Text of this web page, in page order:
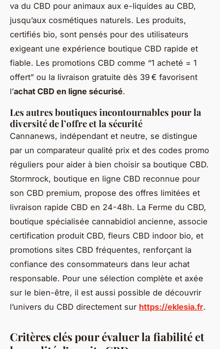
va du CBD pour animaux aux e-liquides au CBD,
jusqu’aux cosmétiques naturels. Les produits,
certifiés bio, sont pensés pour des utilisateurs
exigeant une expérience boutique CBD rapide et
fiable. Les promotions CBD comme “1 acheté = 1
offert” ou la livraison gratuite dès 39 € favorisent
l’achat CBD en ligne sécurisé.
Les autres boutiques incontournables pour la
diversité de l’offre et la sécurité
Cannanews, indépendant et neutre, se distingue
par un comparateur qualité prix et des codes promo
réguliers pour aider à bien choisir sa boutique CBD.
Stormrock, boutique en ligne CBD reconnue pour
son CBD premium, propose des offres limitées et
livraison rapide CBD en 24-48h. La Ferme du CBD,
boutique spécialisée cannabidiol ancienne, associe
certification produit CBD, fleurs CBD indoor bio, et
promotions sites CBD fréquentes, renforçant la
confiance des consommateurs dans leur achat
responsable. Pour une sélection complète et axée
sur le bien-être, il est aussi possible de découvrir
l’univers du CBD directement sur https://eklesia.fr.
Critères clés pour évaluer la fiabilité et